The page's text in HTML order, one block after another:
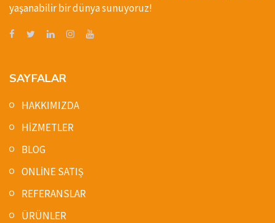
yaşanabilir bir dünya sunuyoruz!
SAYFALAR
HAKKIMIZDA
HİZMETLER
BLOG
ONLİNE SATIŞ
REFERANSLAR
ÜRÜNLER